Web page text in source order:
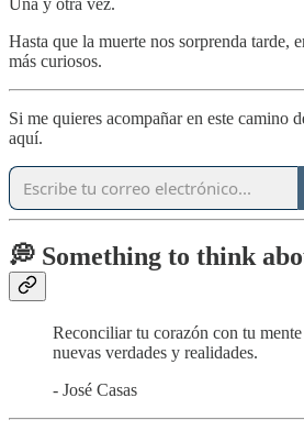
Hasta que la muerte nos sorprenda tarde,
más curiosos.
Si me quieres acompañar en este camino
aquí.
💭 Something to think
Reconciliar tu corazón con tu mente
nuevas verdades y realidades.
- José Casas